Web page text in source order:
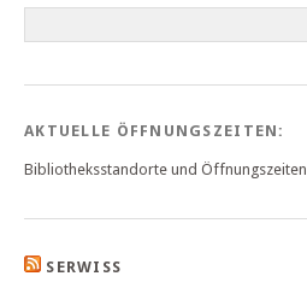
AKTUELLE ÖFFNUNGSZEITEN:
Bibliotheksstandorte und Öffnungszeiten
SERWISS